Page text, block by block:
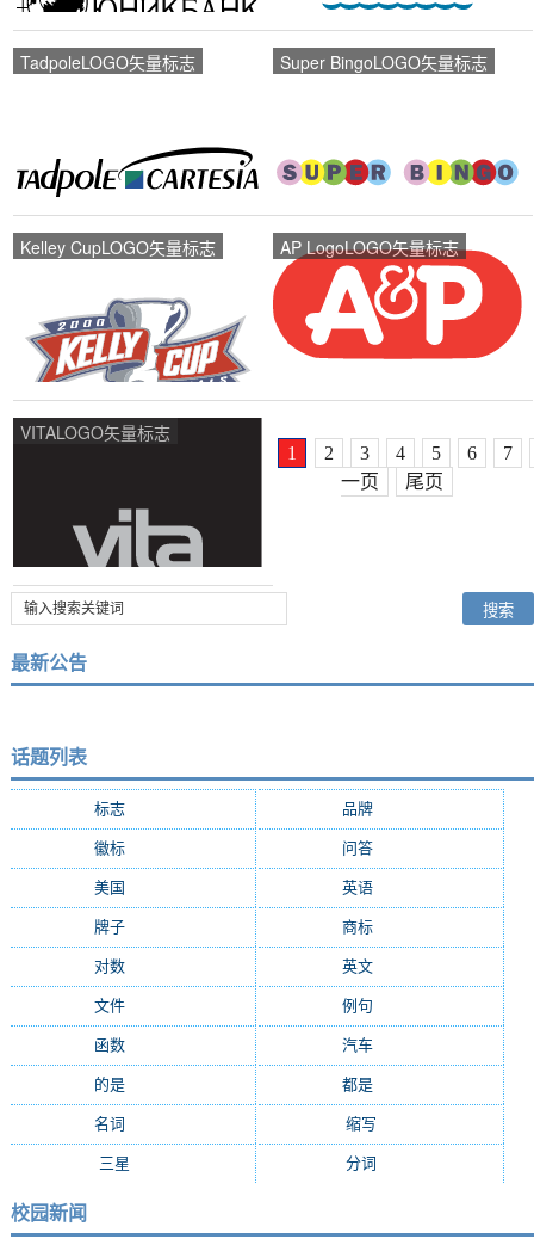
TadpoleLOGO矢量标志 Super BingoLOGO矢量标志
Kelley CupLOGO矢量标志 AP LogoLOGO矢量标志
VITALOGO矢量标志
1 2 3 4 5 6
7
一页
尾页
最新公告
话题列表
标志 品牌(7684)
徽标 问答(4756)
美国 英语(2362)
牌子 商标(2139)
对数 英文(2103)
文件 例句
函数 汽车(1162)
的是 都是(1077)
名词 缩写
三星 分词
校园新闻